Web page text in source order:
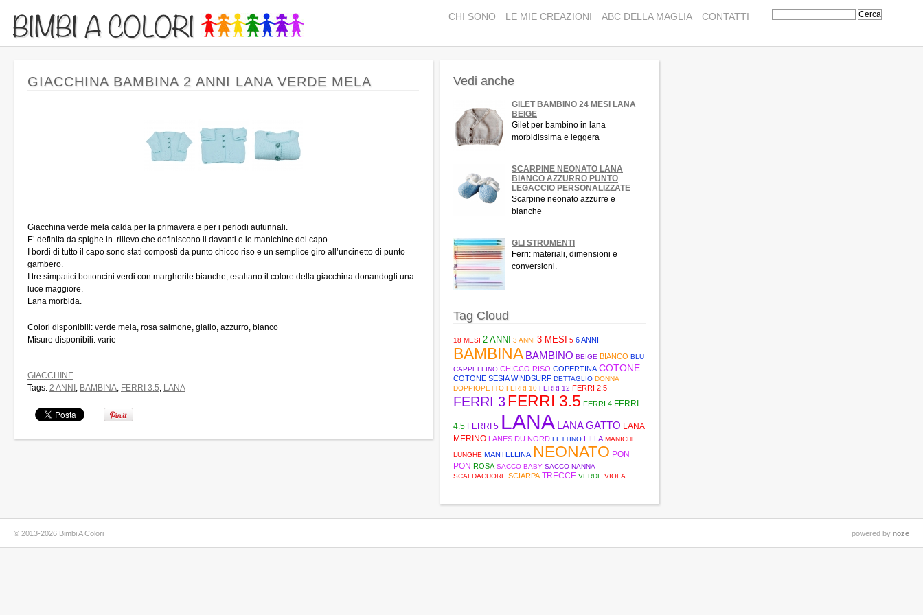
BIMBI A COLORI CHI SONO LE MIE CREAZIONI ABC DELLA MAGLIA CONTATTI
GIACCHINA BAMBINA 2 ANNI LANA VERDE MELA
Giacchina verde mela calda per la primavera e per i periodi autunnali.
E’ definita da spighe in rilievo che definiscono il davanti e le manichine del capo.
I bordi di tutto il capo sono stati composti da punto chicco riso e un semplice giro all’uncinetto di punto
gambero.
I tre simpatici bottoncini verdi con margherite bianche, esaltano il colore della giacchina donandogli una
luce maggiore.
Lana morbida.
Colori disponibili: verde mela, rosa salmone, giallo, azzurro, bianco
Misure disponibili: varie
GIACCHINE
Tags: 2 ANNI , BAMBINA, FERRI 3.5, LANA
Vedi anche
GILET BAMBINO 24 MESI LANA
BEIGE
Gilet per bambino in lana
morbidissima e leggera
SCARPINE NEONATO LANA
BIANCO AZZURRO PUNTO
LEGACCIO PERSONALIZZATE
Scarpine neonato azzurre e
bianche
GLI STRUMENTI
Ferri: materiali, dimensioni e
conversioni.
Tag Cloud
18 MESI 2 ANNI 3 ANNI 3 MESI 5 6 ANNI
BAMBINA BAMBINO BEIGE BIANCO BLU
CAPPELLINO CHICCO RISO COPERTINA COTONE
COTONE SESIA WINDSURF DETTAGLIO DONNA
DOPPIOPETTO FERRI 10 FERRI 12 FERRI 2.5
FERRI 3FERRI 3.5 FERRI 4 FERRI
4.5 FERRI 5 LANA LANA GATTO LANA
MERINO LANES DU NORD LETTINO LILLA MANICHE
LUNGHE MANTELLINA NEONATO PON
PON ROSA SACCO BABY SACCO NANNA
SCALDACUORE SCIARPA TRECCE VERDE VIOLA
© 2013-2026 Bimbi A Colori powered by noze